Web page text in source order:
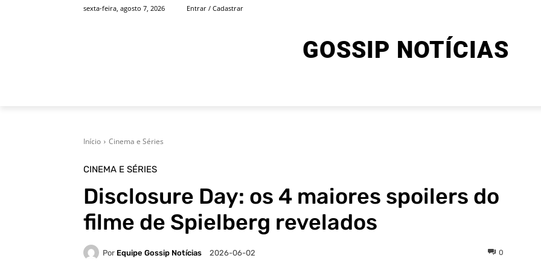
sexta-feira, agosto 7, 2026 Entrar / Cadastrar
GOSSIP NOTÍCIAS
Início Cinema e Séries
CINEMA E SÉRIES
Disclosure Day: os 4 maiores spoilers do
filme de Spielberg revelados
Por Equipe Gossip Notícias 2026-06-02 0